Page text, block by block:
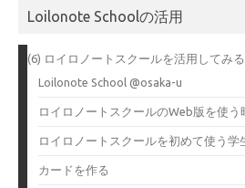
Loilonote Schoolの活用
(6) ロイロノートスクールを活用してみる
Loilonote School @osaka-u
ロイロノートスクールのWeb版を使う
ロイロノートスクールを初めて使う学
カードを作る